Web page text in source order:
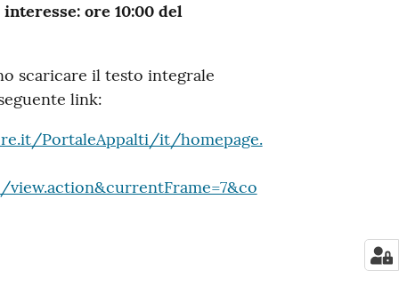
ore 10:00 del
scaricare il testo integrale
link:
PortaleAppalti/it/homepage.